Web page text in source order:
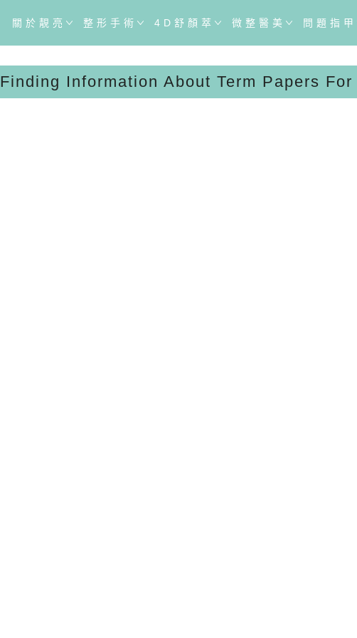
關於靚亮 整形手術 4D舒顏萃 微整醫美 問題指甲
Finding Information About Term Papers For